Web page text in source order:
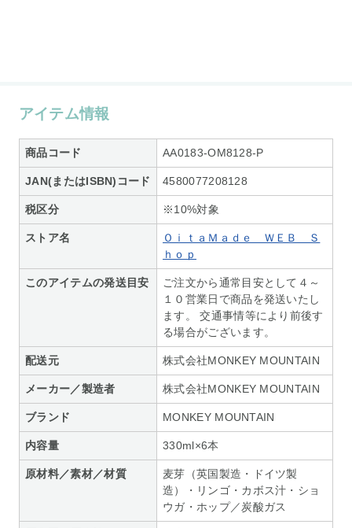
アイテム情報
商品コード AA0183-OM8128-P
JAN(またはISBN)コード 4580077208128
税区分 ※10%対象
ストア名
ＯｉｔａＭａｄｅ ＷＥＢ Ｓ
ｈｏｐ
このアイテムの発送目安
ご注文から通常目安として４～
１０営業日で商品を発送いたし
ます。 交通事情等により前後す
る場合がございます。
配送元 株式会社MONKEY MOUNTAIN
メーカー／製造者 株式会社MONKEY MOUNTAIN
ブランド MONKEY MOUNTAIN
内容量 330ml×6本
原材料／素材／材質
麦芽（英国製造・ドイツ製
造）・リンゴ・カボス汁・ショ
ウガ・ホップ／炭酸ガス